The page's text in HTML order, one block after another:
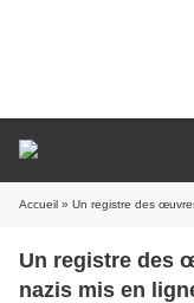
Accueil » Un registre des
Un registre des
nazis mis en